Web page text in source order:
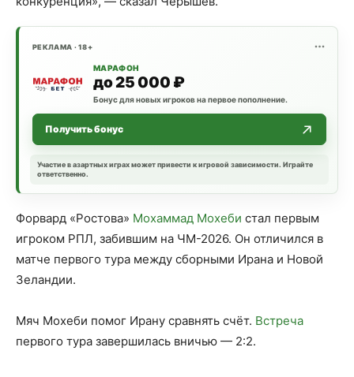
РЕКЛАМА · 18+
МАРАФОН
до 25 000 ₽
Бонус для новых игроков на первое пополнение.
Получить бонус
Участие в азартных играх может привести к игровой зависимости. Играйте
ответственно.
Форвард «Ростова» Мохаммад Мохеби стал первым
игроком РПЛ, забившим на ЧМ-2026. Он отличился в
матче первого тура между сборными Ирана и Новой
Зеландии.
Мяч Мохеби помог Ирану сравнять счёт. Встреча
первого тура завершилась вничью — 2:2.